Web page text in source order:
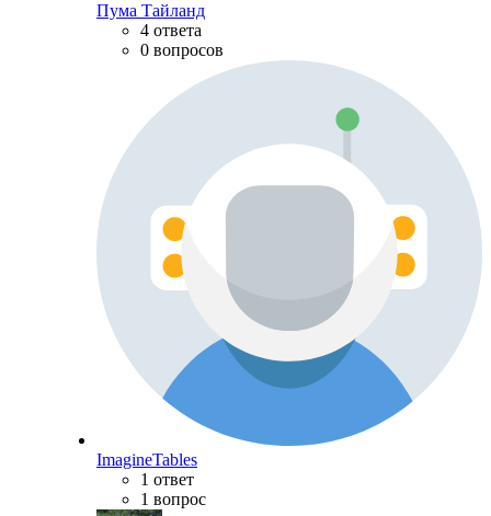
Пума Тайланд
4 ответа
0 вопросов
ImagineTables
1 ответ
1 вопрос